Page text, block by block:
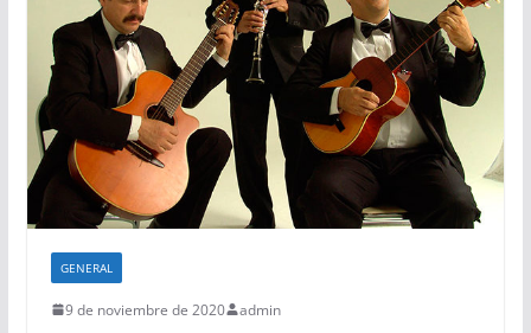
GENERAL
9 de noviembre de 2020 admin